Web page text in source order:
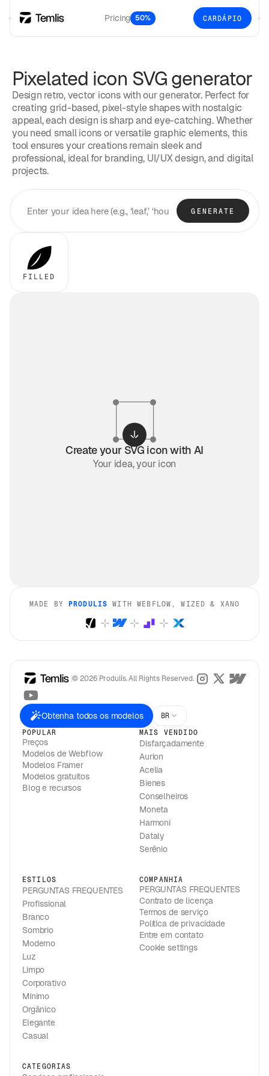
Pricing 50% CARDÁPIO
Pixelated icon SVG generator
Design retro, vector icons with our generator. Perfect for
creating grid-based, pixel-style shapes with nostalgic
appeal, each design is sharp and eye-catching. Whether
you need small icons or versatile graphic elements, this
tool ensures your creations remain sleek and
professional, ideal for branding, UI/UX design, and digital
projects.
GENERATE
FILLED
Create your SVG icon with AI
Your idea, your icon
MADE BY PRODULIS WITH WEBFLOW, WIZED & XANO
© 2026 Produlis. All Rights Reserved.
Obtenha todos os modelos BR
POPULAR
Preços
Modelos de Webflow
Modelos Framer
Modelos gratuitos
Blog e recursos
CATEGORIAS
MAIS VENDIDO
Disfarçadamente
Aurion
Acelia
Bienes
Conselheiros
Moneta
Harmoni
Dataly
Serênio
ESTILOS
PERGUNTAS FREQUENTES
Profissional
Branco
Sombrio
Moderno
Luz
Limpo
Corporativo
Mínimo
Orgânico
Elegante
Casual
COMPANHIA
PERGUNTAS FREQUENTES
Contrato de licença
Termos de serviço
Política de privacidade
Entre em contato
Cookie settings